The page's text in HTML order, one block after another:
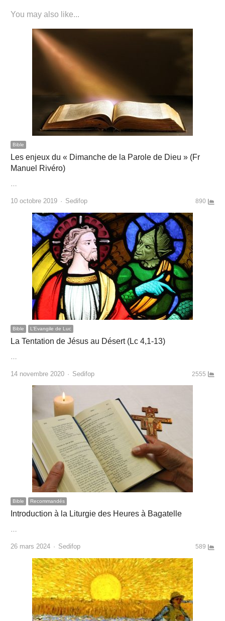
You may also like...
Bible
Les enjeux du « Dimanche de la Parole de Dieu » (Fr
Manuel Rivéro)
10 octobre 2019 Author
Sedifop 890
Bible L’Evangile de Luc
La Tentation de Jésus au Désert (Lc 4,1-13)
14 novembre 2020 Author
Sedifop 2555
Bible Recommandés
Introduction à la Liturgie des Heures à Bagatelle
…
26 mars 2024 Author
Sedifop 589